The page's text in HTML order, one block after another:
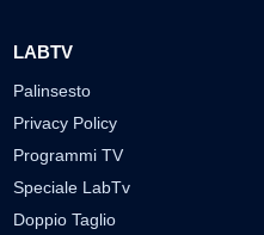
LABTV
Palinsesto
Privacy Policy
Programmi TV
Speciale LabTv
Doppio Taglio